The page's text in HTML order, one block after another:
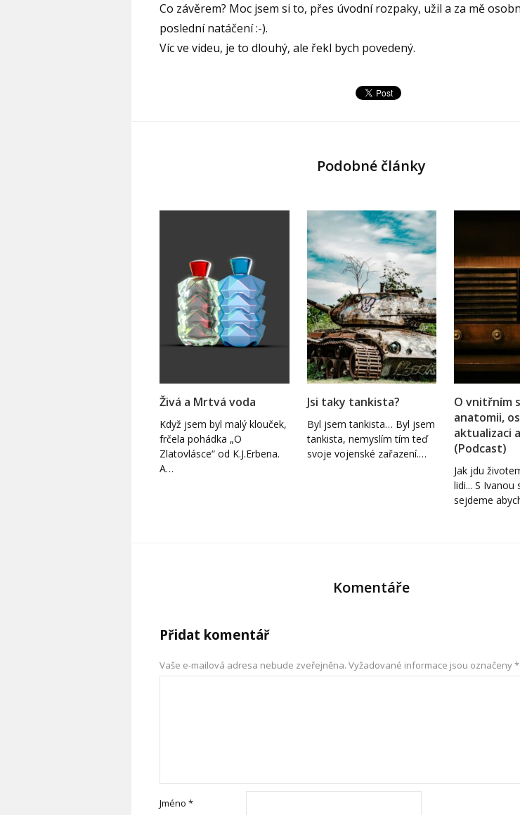
Co závěrem? Moc jsem si to, přes úvodní rozpaky, užil a za mě
poslední natáčení :-).
Víc ve videu, je to dlouhý, ale řekl bych povedený.
Podobné články
Živá a Mrtvá voda
Když jsem byl malý klouček,
frčela pohádka „O
Zlatovlásce“ od K.J.Erbena.
A…
Jsi taky tankista?
Byl jsem tankista… Byl jsem
tankista, nemyslím tím teď
svoje vojenské zařazení.…
O vnitřním
anatomii,
aktualizaci
(Podcast)
Jak jdu
lidi... S Ivanou
sejdeme
Komentáře
Přidat komentář
Vaše e-mailová adresa nebude zveřejněna. Vyžadované informace jsou označeny*
Jméno *